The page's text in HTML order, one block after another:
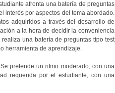
afronta una batería de preguntas
interés por aspectos del tema abordado.
adquiridos a través del desarrollo de
a la hora de decidir la conveniencia
una batería de preguntas tipo test
herramienta de aprendizaje.
pretende un ritmo moderado, con una
requerida por el estudiante, con una